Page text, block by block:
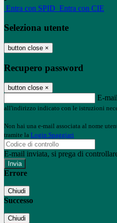
Entra con SPID Entra con CIE
Seleziona utente
button close ×
Recupero password
button close ×
E-mail
all'indirizzo indicato con le istruzioni
Non hai una e-mail associata al nome
tramite la Login Spaggiari
E-mail inviata, si prega di
Errore
Chiudi
Successo
Chiudi